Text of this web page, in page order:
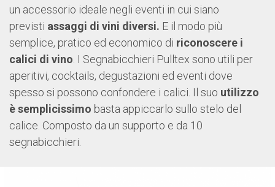
un accessorio ideale negli eventi in cui siano
previsti assaggi di vini diversi. E il modo più
semplice, pratico ed economico di riconoscere i
calici di vino . I Segnabicchieri Pulltex sono utili per
aperitivi, cocktails, degustazioni ed eventi dove
spesso si possono confondere i calici. Il suo utilizzo
è semplicissimo basta appiccarlo sullo stelo del
calice. Composto da un supporto e da 10
segnabicchieri.